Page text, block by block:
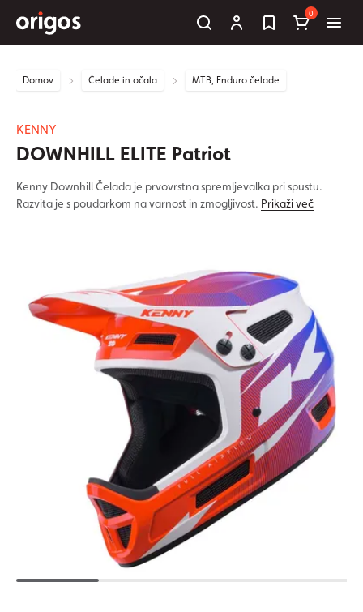
0
Domov Čelade in očala MTB, Enduro čelade
KENNY
DOWNHILL ELITE Patriot
Kenny Downhill Čelada je prvovrstna spremljevalka pri spustu.
Razvita je s poudarkom na varnost in zmogljivost. Prikaži več